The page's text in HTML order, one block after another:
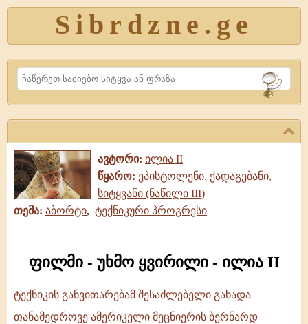
Sibrdzne.ge
Search
ავტორი: ილია II
წყარო: ეპისტოლენი, ქადაგებანი,
სიტყვანი (ნაწილი III)
თემა: აბორტი, ტექნიკური პროგრესი
ფილმი - უხმო ყვირილი - ილია II
ტექნიკის განვითარებამ შესაძლებელი გახადა
თანამედროვე ამერიკელი მეცნიერის ბერნარდ